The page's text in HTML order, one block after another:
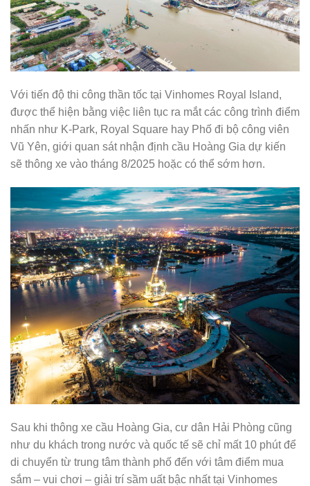
Với tiến độ thi công thần tốc tại Vinhomes Royal Island,
được thể hiện bằng việc liên tục ra mắt các công trình điểm
nhấn như K-Park, Royal Square hay Phố đi bộ công viên
Vũ Yên, giới quan sát nhận định cầu Hoàng Gia dự kiến
sẽ thông xe vào tháng 8/2025 hoặc có thể sớm hơn.
Sau khi thông xe cầu Hoàng Gia, cư dân Hải Phòng cũng
như du khách trong nước và quốc tế sẽ chỉ mất 10 phút để
di chuyển từ trung tâm thành phố đến với tâm điểm mua
sắm – vui chơi – giải trí sầm uất bậc nhất tại Vinhomes